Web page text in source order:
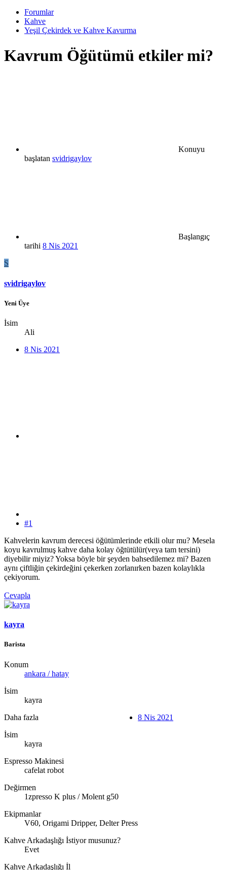
Forumlar
Kahve
Yeşil Çekirdek ve Kahve Kavurma
Kavrum Öğütümü etkiler mi?
Konuyu
başlatan svidrigaylov
Başlangıç
tarihi 8 Nis 2021
S
svidrigaylov
Yeni Üye
İsim
Ali
8 Nis 2021
#1
Kahvelerin kavrum derecesi öğütümlerinde etkili olur mu? Mesela
koyu kavrulmuş kahve daha kolay öğtütülür(veya tam tersini)
diyebilir miyiz? Yoksa böyle bir şeyden bahsedilemez mi? Bazen
aynı çiftliğin çekirdeğini çekerken zorlanırken bazen kolaylıkla
çekiyorum.
Cevapla
kayra
Barista
Konum
ankara / hatay
İsim
kayra
Daha fazla
İsim
kayra
Espresso Makinesi
cafelat robot
Değirmen
1zpresso K plus / Molent g50
Ekipmanlar
V60, Origami Dripper, Delter Press
Kahve Arkadaşlığı İstiyor musunuz?
Evet
Kahve Arkadaşlığı İl
8 Nis 2021